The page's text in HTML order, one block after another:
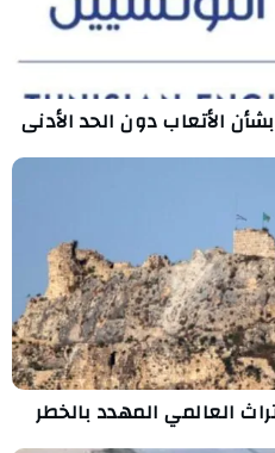
الأتعاب دون الحد الأدنى